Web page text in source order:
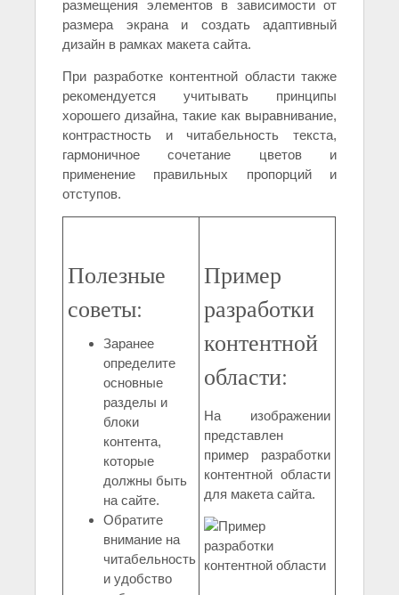
размещения элементов в зависимости от
размера экрана и создать адаптивный
дизайн в рамках макета сайта.
При разработке контентной области также
рекомендуется учитывать принципы
хорошего дизайна, такие как выравнивание,
контрастность и читабельность текста,
гармоничное сочетание цветов и
применение правильных пропорций и
отступов.
Полезные
советы:
Заранее
определите
основные
разделы и
блоки
контента,
которые
должны быть
на сайте.
Обратите
внимание на
читабельность
и удобство
Пример
разработки
контентной
области:
На изображении
представлен
пример разработки
контентной области
для макета сайта.